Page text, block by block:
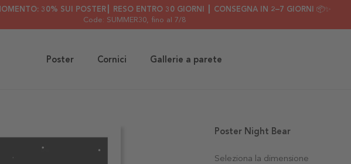
30% SUI POSTER┃ RESO ENTRO 30 GIORNI ┃ CONSEGNA IN 2–7 GIORNI 📦✨
Code: SUMMER30, fino al 7/8
Poster Cornici Gallerie a parete
Seleziona la dimensione
Poster Night Bear